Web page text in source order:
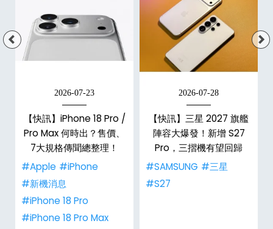
2026-07-23
【快訊】iPhone 18 Pro /
Pro Max 何時出？售價、
7大規格傳聞總整理！
#Apple #iPhone
#新機消息
#iPhone 18 Pro
#iPhone 18 Pro Max
2026-07-28
【快訊】三星 2027 旗艦
陣容大爆發！新增 S27
Pro，三摺機有望回歸
#SAMSUNG #三星
#S27